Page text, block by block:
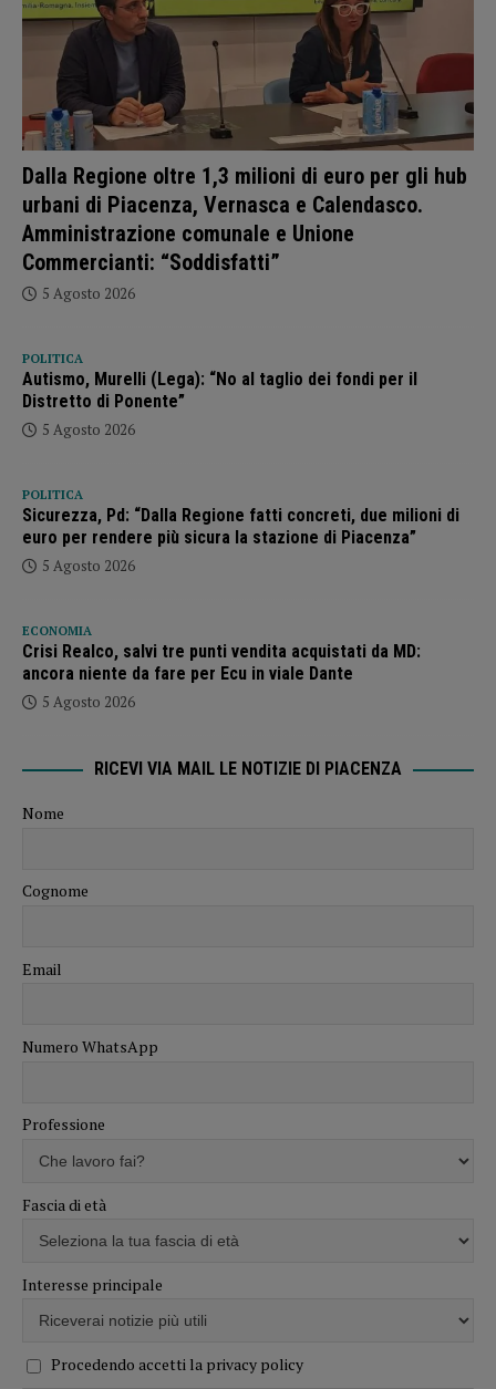
Dalla Regione oltre 1,3 milioni di euro per gli hub
urbani di Piacenza, Vernasca e Calendasco.
Amministrazione comunale e Unione
Commercianti: “Soddisfatti”
5 Agosto 2026
POLITICA
Autismo, Murelli (Lega): “No al taglio dei fondi per il
Distretto di Ponente”
5 Agosto 2026
POLITICA
Sicurezza, Pd: “Dalla Regione fatti concreti, due milioni di
euro per rendere più sicura la stazione di Piacenza”
5 Agosto 2026
ECONOMIA
Crisi Realco, salvi tre punti vendita acquistati da MD:
ancora niente da fare per Ecu in viale Dante
5 Agosto 2026
RICEVI VIA MAIL LE NOTIZIE DI PIACENZA
Nome
Cognome
Email
Numero WhatsApp
Professione
Fascia di età
Interesse principale
Procedendo accetti la privacy policy